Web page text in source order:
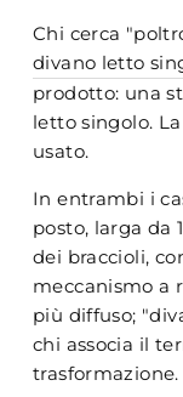
Chi cerca
divano letto
prodotto: una
letto singolo.
usato.
In entrambi i
posto, larga da
dei braccioli,
meccanismo a
più diffuso;
chi associa il
trasformazione.